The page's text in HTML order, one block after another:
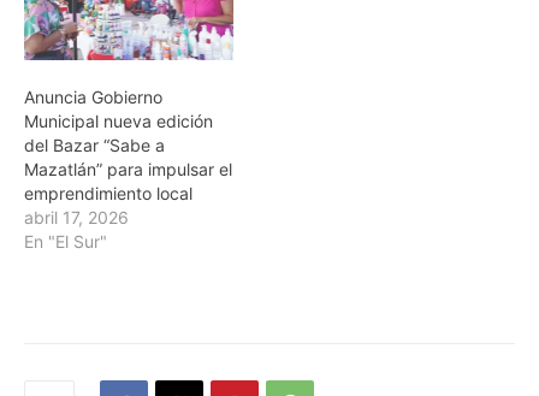
Anuncia Gobierno
Municipal nueva edición
del Bazar “Sabe a
Mazatlán” para impulsar el
emprendimiento local
abril 17, 2026
En "El Sur"